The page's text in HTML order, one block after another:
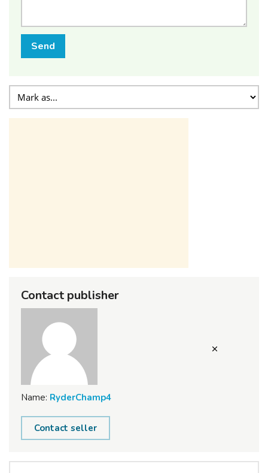
Send
Contact publisher
Name: RyderChamp4
Contact seller